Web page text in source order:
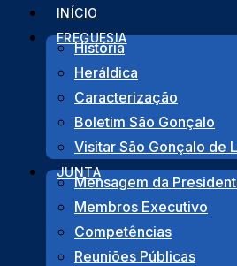
Pular
para
INÍCIO
FREGUESIA
História
Heráldica
Caracterização
Boletim São Gonçalo
Visitar São Gonçalo de
JUNTA
Mensagem da
Membros Executivo
Competências
Reuniões Públicas
Notícias>21º CIRCUITO
21º